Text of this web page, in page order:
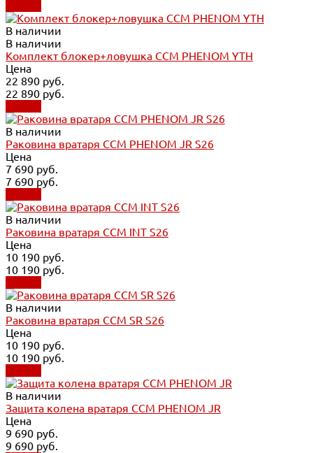
В наличии
В наличии
Комплект блокер+ловушка CCM PHENOM YTH
Цена
22 890 руб.
22 890 руб.
В наличии
Раковина вратаря CCM PHENOM JR S26
Цена
7 690 руб.
7 690 руб.
В наличии
Раковина вратаря CCM INT S26
Цена
10 190 руб.
10 190 руб.
В наличии
Раковина вратаря CCM SR S26
Цена
10 190 руб.
10 190 руб.
В наличии
Защита колена вратаря CCM PHENOM JR
Цена
9 690 руб.
9 690 руб.